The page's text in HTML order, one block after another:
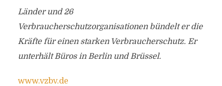
Länder und 26
Verbraucherschutzorganisationen bündelt er die
Kräfte für einen starken Verbraucherschutz. Er
unterhält Büros in Berlin und Brüssel.
www.vzbv.de